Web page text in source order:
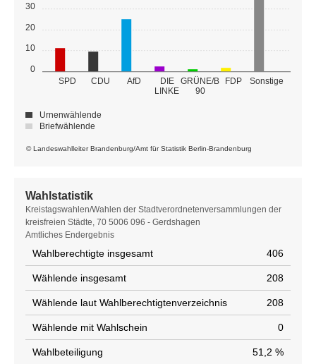
0
10
20
30
SPD CDU AfD
DIE
LINKE
GRÜNE/B
90
FDP Sonstige
© Landeswahlleiter Brandenburg/Amt für Statistik Berlin-Brandenburg
Urnenwählende
Briefwählende
Wahlstatistik
Wahlstatistik
Kreistagswahlen/Wahlen der Stadtverordnetenversammlungen der
kreisfreien Städte, 70 5006 096 - Gerdshagen
Amtliches Endergebnis
Wahlberechtigte insgesamt 406
Wählende insgesamt 208
Wählende laut Wahlberechtigtenverzeichnis 208
Wählende mit Wahlschein 0
Wahlbeteiligung 51,2 %